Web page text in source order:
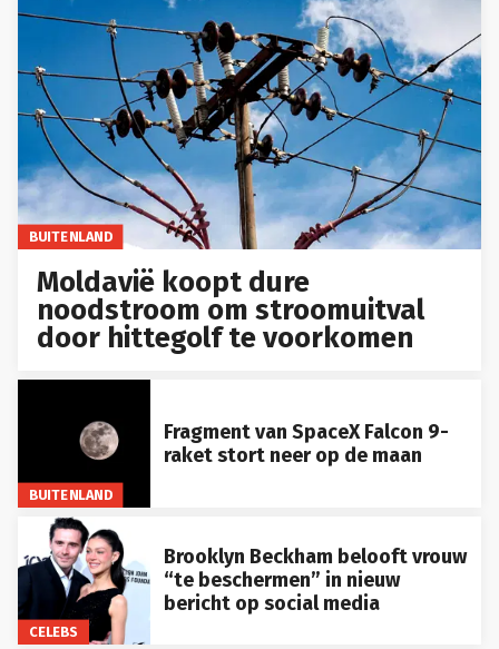
BUITENLAND
Moldavië koopt dure
noodstroom om stroomuitval
door hittegolf te voorkomen
BUITENLAND
Fragment van SpaceX Falcon 9-
raket stort neer op de maan
CELEBS
Brooklyn Beckham belooft vrouw
“te beschermen” in nieuw
bericht op social media